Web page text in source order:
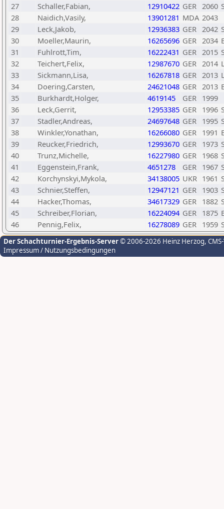
27
Schaller,Fabian, 12910422 GER 2060
28
Naidich,Vasily, 13901281 MDA 2043
29
Leck,Jakob, 12936383 GER 2042
30
Moeller,Maurin, 16265696 GER 2034
31
Fuhlrott,Tim, 16222431 GER 2015
32
Teichert,Felix, 12987670 GER 2014
33
Sickmann,Lisa, 16267818 GER 2013
34
Doering,Carsten, 24621048 GER 2013
35
Burkhardt,Holger, 4619145 GER 1999
36
Leck,Gerrit, 12953385 GER 1996
37
Stadler,Andreas, 24697648 GER 1995
38
Winkler,Yonathan, 16266080 GER 1991
39
Reucker,Friedrich, 12993670 GER 1973
40
Trunz,Michelle, 16227980 GER 1968
41
Eggenstein,Frank, 4651278 GER 1967
42
Korchynskyi,Mykola, 34138005 UKR 1961
43
Schnier,Steffen, 12947121 GER 1903
44
Hacker,Thomas, 34617329 GER 1882
45
Schreiber,Florian, 16224094 GER 1875
46
Pennig,Felix, 16278089 GER 1959
Der Schachturnier-Ergebnis-Server© 2006-2026 Heinz Herzog,
Impressum / Nutzungsbedingungen